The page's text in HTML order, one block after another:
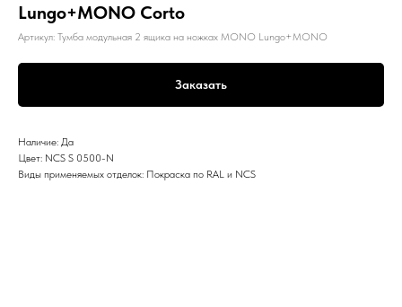
Lungo+MONO Corto
Артикул: Тумба модульная 2 ящика на ножках MONO Lungo+MONO
Заказать
Наличие: Да
Цвет: NCS S 0500-N
Виды применяемых отделок: Покраска по RAL и NCS